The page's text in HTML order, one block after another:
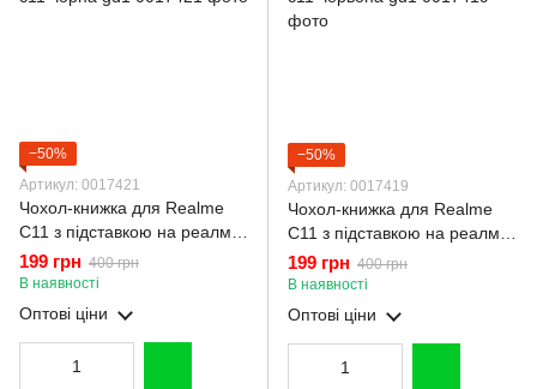
−50%
Артикул: 0017421
Чохол-книжка для Realme
C11 з підставкою на реалмі
с11 чорна gd1
199 грн 400 грн
В наявності
Оптові ціни
−50%
Артикул: 0017419
Чохол-книжка для Realme
C11 з підставкою на реалмі
с11 червона gd1
199 грн 400 грн
В наявності
Оптові ціни